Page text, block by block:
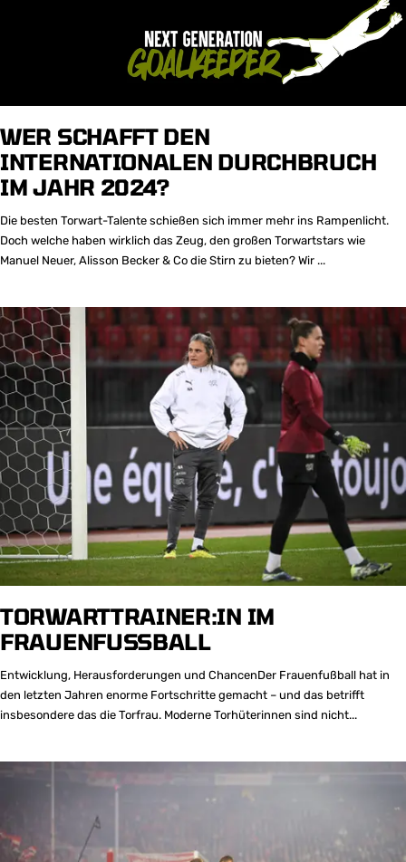
WER SCHAFFT DEN
INTERNATIONALEN DURCHBRUCH
IM JAHR 2024?
Die besten Torwart-Talente schießen sich immer mehr ins Rampenlicht.
Doch welche haben wirklich das Zeug, den großen Torwartstars wie
Manuel Neuer, Alisson Becker & Co die Stirn zu bieten? Wir ...
TORWARTTRAINER:IN IM
FRAUENFUSSBALL
Entwicklung, Herausforderungen und ChancenDer Frauenfußball hat in
den letzten Jahren enorme Fortschritte gemacht – und das betrifft
insbesondere das die Torfrau. Moderne Torhüterinnen sind nicht...